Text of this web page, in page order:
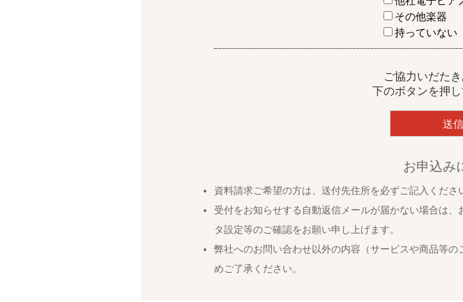
その他楽器
持っていない
ご協力いだた
下のボタンを押
お申込み
資料請求ご希望の方は、送付先住所を必ずご記入くださ
受付をお知らせする自動返信メールが届かない場合は
タ設定等のご確認をお願い申し上げます。
弊社へのお問い合わせ以外の内容（サービスや商品等
めご了承ください。